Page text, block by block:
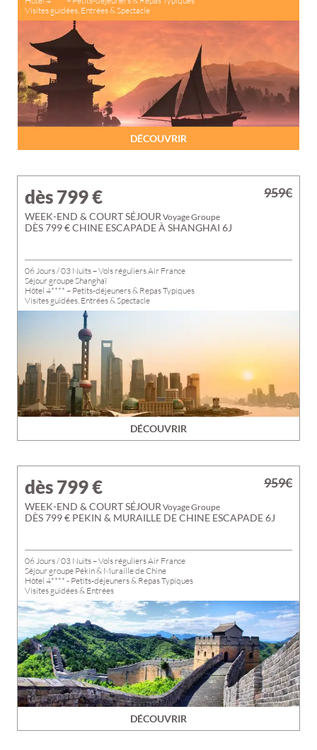
Visites guidées, Entrées & Spectacle
DÉCOUVRIR
dès 799€
WEEK-END & COURT SÉJOUR Voyage Groupe
DÈS 799 € CHINE ESCAPADE À SHANGHAI 6J
06 Jours / 03 Nuits – Vols réguliers Air France
Séjour groupe Shanghaï
Hôtel 4**** – Petits-déjeuners & Repas Typiques
Visites guidées, Entrées & Spectacle
DÉCOUVRIR
959€
dès 799€
WEEK-END & COURT SÉJOUR Voyage Groupe
DÈS 799 € PEKIN & MURAILLE DE CHINE ESCAPADE 6J
06 Jours / 03 Nuits – Vols réguliers Air France
Séjour groupe Pékin & Muraille de Chine
Hôtel 4**** - Petits-déjeuners & Repas Typiques
Visites guidées & Entrées
DÉCOUVRIR
959€